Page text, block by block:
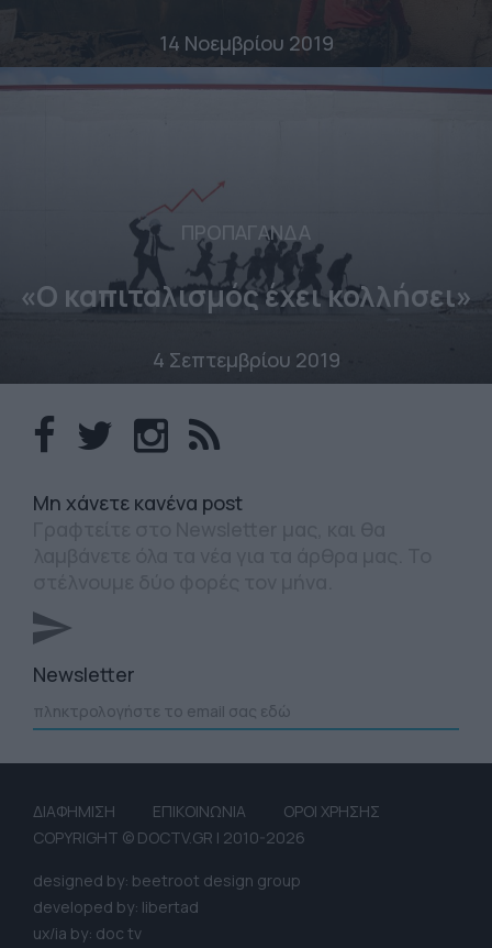
14 Νοεμβρίου 2019
ΠΡΟΠΑΓΑΝΔΑ
«Ο καπιταλισμός έχει κολλήσει»
4 Σεπτεμβρίου 2019
Mη χάνετε κανένα post
Newsletter
ΔΙΑΦΗΜΙΣΗ ΕΠΙΚΟΙΝΩΝΙΑ
ΟΡΟΙ ΧΡΗΣΗΣ
COPYRIGHT © DOCTV.GR | 2010-2026
designed by: beetroot design group
developed by: libertad
ux/ia by: doc tv